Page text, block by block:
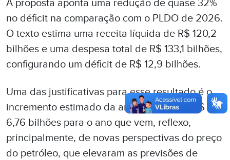
A proposta aponta uma redução de quase 32%
no déficit na comparação com o PLDO de 2026.
O texto estima uma receita líquida de R$ 120,2
bilhões e uma despesa total de R$ 133,1 bilhões,
configurando um déficit de R$ 12,9 bilhões.
Uma das justificativas para esse resultado é o
incremento estimado da arrecadação de R$
6,76 bilhões para o ano que vem, reflexo,
principalmente, de novas perspectivas do preço
do petróleo, que elevaram as previsões de